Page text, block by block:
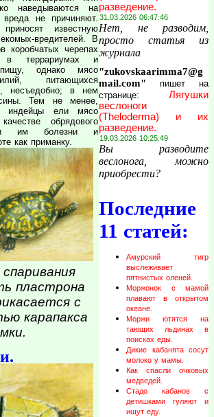
наведываются на
не причиняют.
известную
вредителей. В
коробчатых черепах
в террариумах и
однако мясо
питающихся
несъедобно; в нем
Тем не менее,
индейцы ели мясо
обрядового
им болезни и
как приманку.
пластрона
с
карапакса
разведение.
31.03.2026 06:47:46
Нет, не разводим,
просто статья из
журнала
"zukovskaarimma7@g
mail.com" пишет на
странице: Лягушки
веслоноги
(Theloderma) и их
разведение.
19.03.2026 10:25:49
Вы разводите
веслонога, можно
приобрести?
Последние
11 статей:
Амурский тигр
выслеживает
пятнистых оленей.
Моржонок с мамой
плавают в открытом
океане.
Моржи ютятся на
тающих льдинах в
поисках еды.
Дикие кабанята сосут
молоко у мамы.
Как спасли очковых
медведей.
Стадо кабанов с
детишками гуляют и
ищут еду.